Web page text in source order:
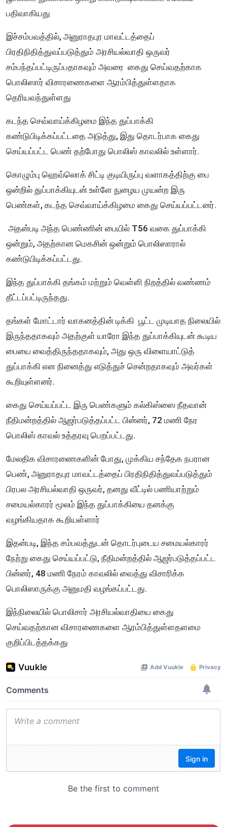
பதிவாகியது
இச்சம்பவத்தில், அனுராதபுர மாவட்டத்தைப்
பிரதிநிதித்துவப்படுத்தும் அரசியல்வாதி ஒருவர்
சம்பந்தப்பட்டிருப்பதாகவும் அவரை கைது செய்வதற்காக
பொலிஸார் விசாரணைகளை ஆரம்பித்துள்ளதாக
தெரியவந்துள்ளது
கடந்த செவ்வாய்க்கிழமை இந்த துப்பாக்கி
கண்டுபிடிக்கப்பட்டதை அடுத்து, இது தொடர்பாக கைது
செய்யப்பட்ட பெண் தற்போது பொலிஸ் காவலில் உள்ளார்.
கொழும்பு ஹெவ்லொக் சிட்டி குடியிருப்பு வளாகத்திற்கு பை
ஒன்றில் துப்பாக்கியுடன் உள்ளே நுழைய முயன்ற இரு
பெண்கள், கடந்த செவ்வாய்க்கிழமை கைது செய்யப்பட்டனர்.
அதன்படி அந்த பெண்ணின் பையில் T56 வகை துப்பாக்கி
ஒன்றும், அதற்கான மெகசின் ஒன்றும் பொலிஸாரால்
கண்டுபிடிக்கப்பட்டது.
இந்த துப்பாக்கி தங்கம் மற்றும் வெள்ளி நிறத்தில் வண்ணம்
தீட்டப்பட்டிருந்தது.
தங்கள் மோட்டார் வாகனத்தின் டிக்கி பூட்ட முடியாத நிலையில்
இருந்ததாகவும் அதற்குள் யாரோ இந்த துப்பாக்கியுடன் கூடிய
பையை வைத்திருந்ததாகவும், அது ஒரு விளையாட்டுத்
துப்பாக்கி என நினைத்து எடுத்துச் சென்றதாகவும் அவர்கள்
கூறியுள்ளனர்.
கைது செய்யப்பட்ட இரு பெண்களும் கல்கிஸ்ஸை நீதவான்
நீதிமன்றத்தில் ஆஜர்படுத்தப்பட்ட பின்னர், 72 மணி நேர
பொலிஸ் காவல் உத்தரவு பெறப்பட்டது.
மேலதிக விசாரணைகளின் போது, முக்கிய சந்தேக நபரான
பெண், அனுராதபுர மாவட்டத்தைப் பிரதிநிதித்துவப்படுத்தும்
பிரபல அரசியல்வாதி ஒருவர், தனது வீட்டில் பணியாற்றும்
சமையல்காரர் மூலம் இந்த துப்பாக்கியை தனக்கு
வழங்கியதாக கூறியள்ளார்
இதன்படி, இந்த சம்பவத்துடன் தொடர்புடைய சமையல்காரர்
நேற்று கைது செய்யப்பட்டு, நீதிமன்றத்தில் ஆஜர்படுத்தப்பட்ட
பின்னர், 48 மணி நேரம் காவலில் வைத்து விசாரிக்க
பொலிஸாருக்கு அனுமதி வழங்கப்பட்டது.
இந்நிலையில் பொலிசார் அரசியல்வாதியை கைது
செய்வதற்கான விசாரணைகளை ஆரம்பித்துள்ளதளமை
குறிப்பிடத்தக்கது